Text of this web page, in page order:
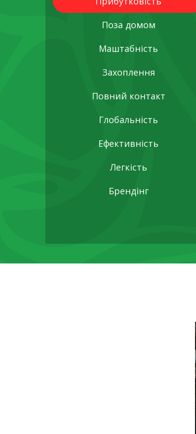
Поза домом
Маштабність
Захоплення
Повний контакт
Глобальність
Ефективність
Легкість
Брендінг